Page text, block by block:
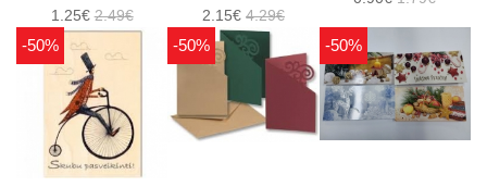
1.25€2.49€
2.15€ 4.29€
-50% -50% -50%